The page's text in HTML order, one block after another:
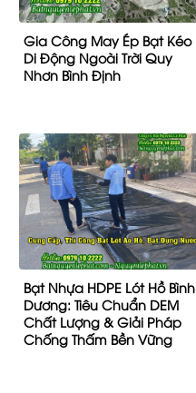
Gia Công May Ép Bạt Kéo
Di Động Ngoài Trời Quy
Nhơn Bình Định
Bạt Nhựa HDPE Lót Hồ Bình
Dương: Tiêu Chuẩn DEM
Chất Lượng & Giải Pháp
Chống Thấm Bền Vững